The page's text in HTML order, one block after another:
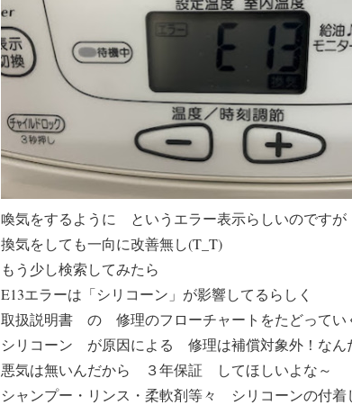
喚気をするように というエラー表示らしいのですが
換気をしても一向に改善無し(T_T)
もう少し検索してみたら
E13エラーは「シリコーン」 が影響してるらしく
取扱説明書 の 修理のフローチャートをたどってい
シリコーン が原因による 修理は補償対象外！なん
悪気は無いんだから ３年保証 してほしいよな～
シャンプー・リンス・柔軟剤等々 シリコーンの付着